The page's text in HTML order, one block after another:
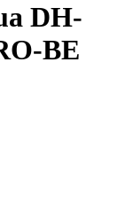
DH-
BE